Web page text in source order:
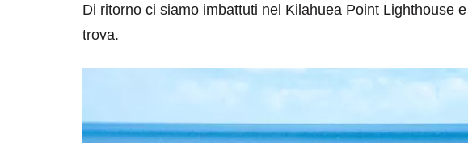
Di ritorno ci siamo imbattuti nel Kilahuea Point Lighthouse
trova.